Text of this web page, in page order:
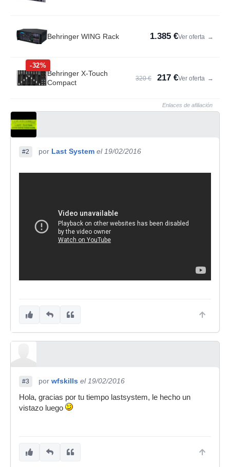
Behringer WING Rack 1.385 €Ver oferta →
-32%
Behringer X-Touch
Compact
320 € 217 €Ver oferta →
Enlaces de afiliación
#2 por Last System el 19/02/2016
#3 por wfskills el 19/02/2016
Hola, gracias por tu tiempo lastsystem, le hecho un
vistazo luego